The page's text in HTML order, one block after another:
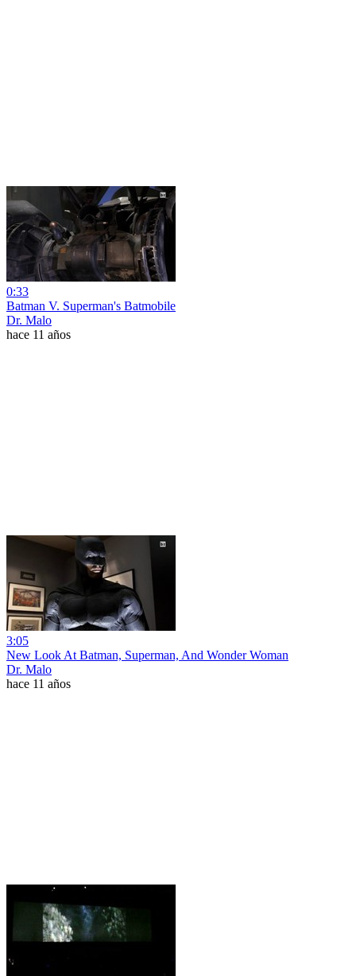
0:33
Batman V. Superman's Batmobile
Dr. Malo
hace 11 años
3:05
New Look At Batman, Superman, And Wonder Woman
Dr. Malo
hace 11 años